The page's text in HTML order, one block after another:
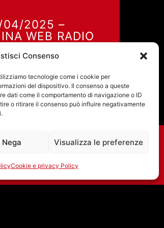
Consenso
tecnologie come i cookie per
del dispositivo. Il consenso a queste
dati come il comportamento di navigazione o ID
o ritirare il consenso può influire negativamente
Nega Visualizza le preferenze
Cookie e privacy Policy
04/2025 –
WEB RADIO